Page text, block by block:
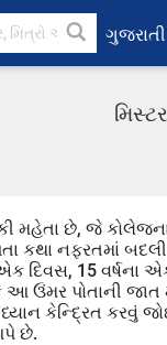
ગુજરાતી
મહેતા છે, જે
કથા નફરતમાં
દિવસ, 15 વર્ષના
ઉંમર પોતાની જાત
કેન્દ્રિત કરવું
છે.